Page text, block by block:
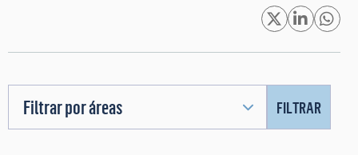
Filtrar por áreas FILTRAR